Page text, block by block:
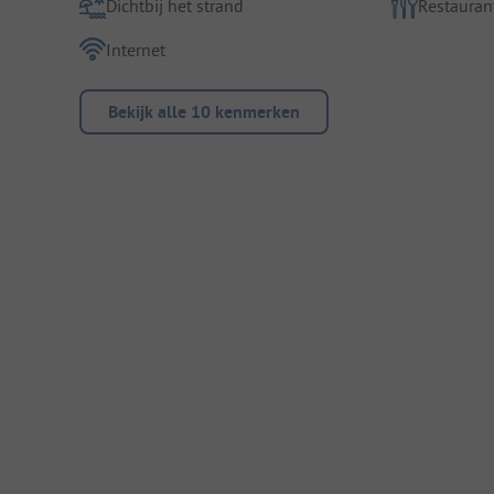
Dichtbij het strand
Internet
Bekijk alle 10 kenmerken